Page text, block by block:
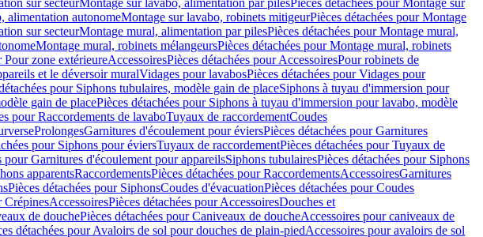
sur secteurMontage sur lavabo, alimentation par pilesPièces détachées pour Montage sur
alimentation autonomeMontage sur lavabo, robinets mitigeurPièces détachées pour Montage
sur secteurMontage mural, alimentation par pilesPièces détachées pour Montage mural,
Montage mural, robinets mélangeursPièces détachées pour Montage mural, robinets
Pour zone extérieureAccessoiresPièces détachées pour AccessoiresPour robinets de
et le déversoir muralVidages pour lavabosPièces détachées pour Vidages pour
pour Siphons tubulaires, modèle gain de placeSiphons à tuyau d'immersion pour
gain de placePièces détachées pour Siphons à tuyau d'immersion pour lavabo, modèle
pour Raccordements de lavaboTuyaux de raccordementCoudes
ProlongesGarnitures d'écoulement pour éviersPièces détachées pour Garnitures
pour Siphons pour éviersTuyaux de raccordementPièces détachées pour Tuyaux de
pour Garnitures d'écoulement pour appareilsSiphons tubulairesPièces détachées pour Siphons
apparentsRaccordementsPièces détachées pour RaccordementsAccessoiresGarnitures
Pièces détachées pour SiphonsCoudes d'évacuationPièces détachées pour Coudes
CrépinesAccessoiresPièces détachées pour AccessoiresDouches et
de douchePièces détachées pour Caniveaux de doucheAccessoires pour caniveaux de
détachées pour Avaloirs de sol pour douches de plain-piedAccessoires pour avaloirs de sol